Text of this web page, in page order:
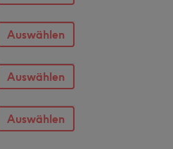
Auswählen
Auswählen
Auswählen